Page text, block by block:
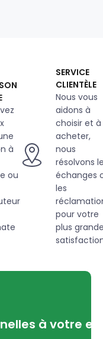
à
ou
SERVICE
CLIENTÈLE
Nous vous
aidons à
choisir et à
acheter,
nous
résolvons
échanges
les
pour votre
plus
à votre